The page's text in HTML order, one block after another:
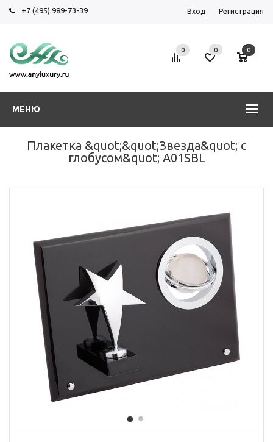
+7 (495) 989-73-39 Вход Регистрация
МЕНЮ
0 0 0
Плакетка &quot;&quot;Звезда&quot; с
глобусом&quot; A01SBL